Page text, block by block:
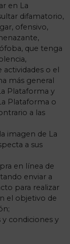
en La
difamatorio,
ofensivo,
que tenga
o el
más general
Plataforma y
Plataforma o
a las
imagen de La
a sus
en línea de
enviar a
para realizar
el objetivo de
condiciones y